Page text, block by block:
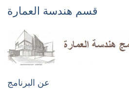
قسم هندسة العمارة
عن البرنامج